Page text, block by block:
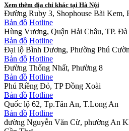
Xem thêm địa chỉ khác tại Hà Nội
Đường Ruby 3, Shophouse Bãi Kem,
Bản đồ Hotline
Hùng Vương, Quận Hải Châu, TP. Đà
Bản đồ Hotline
Đại lộ Bình Dương, Phường Phú
Bản đồ Hotline
Đường Thống Nhất, Phường 8
Bản đồ Hotline
Phú Riềng Đỏ, TP Đồng Xoài
Bản đồ Hotline
Quốc lộ 62, Tp.Tân An, T.Long An
Bản đồ Hotline
đường Nguyễn Văn Cừ, phường An